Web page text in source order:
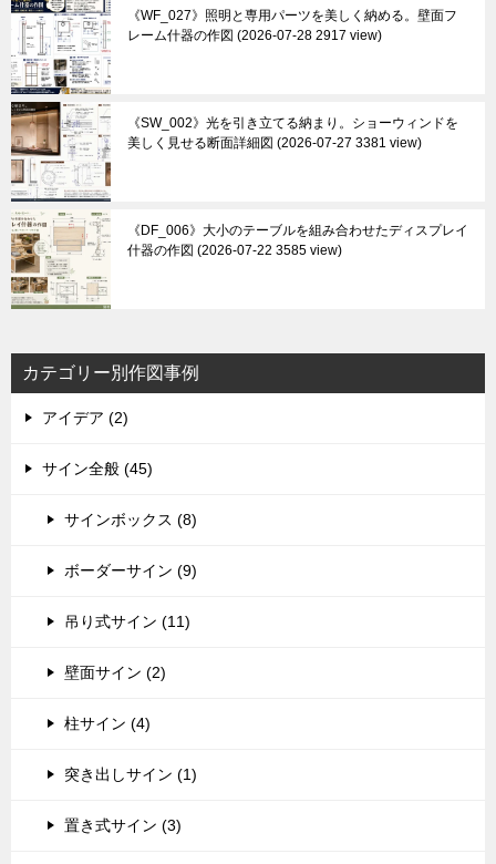
《WF_027》照明と専用パーツを美しく納める。壁面フ
レーム什器の作図
2026-07-28 2917 view
《SW_002》光を引き立てる納まり。ショーウィンドを
美しく見せる断面詳細図
2026-07-27 3381 view
《DF_006》大小のテーブルを組み合わせたディスプレイ
什器の作図
2026-07-22 3585 view
カテゴリー別作図事例
アイデア (2)
サイン全般 (45)
サインボックス (8)
ボーダーサイン (9)
吊り式サイン (11)
壁面サイン (2)
柱サイン (4)
突き出しサイン (1)
置き式サイン (3)